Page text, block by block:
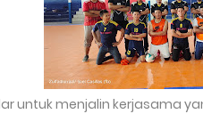
untuk menjalin kerjasama